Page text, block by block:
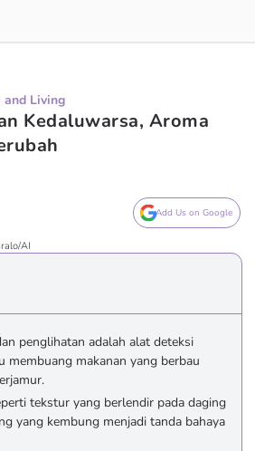
and Living
Kedaluwarsa, Aroma
Add Us on Google
AI
penglihatan adalah alat deteksi
membuang makanan yang berbau
tekstur yang berlendir pada daging
yang kembung menjadi tanda bahaya